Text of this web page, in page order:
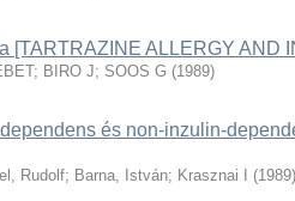
[TARTRAZINE ALLERGY AND
; BIRO J; SOOS G (1989)
és non-inzulin-
Rudolf; Barna, István; Krasznai I (1989)